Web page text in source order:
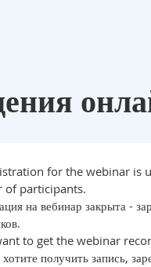
for the webinar is
of participants.
на вебинар закрыта -
to get the webinar
получить запись,